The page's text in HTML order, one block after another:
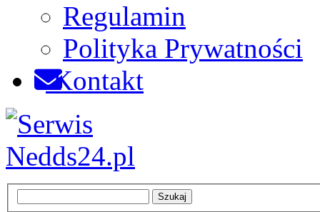
Regulamin
Polityka Prywatności
Kontakt